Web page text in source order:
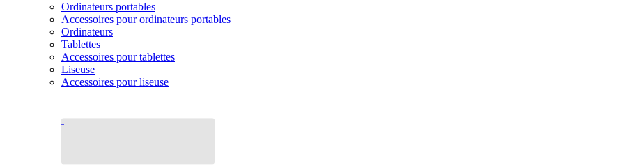
Ordinateurs portables
Accessoires pour ordinateurs portables
Ordinateurs
Tablettes
Accessoires pour tablettes
Liseuse
Accessoires pour liseuse